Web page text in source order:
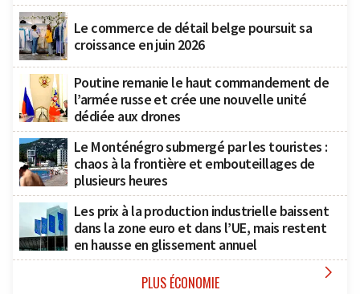
Le commerce de détail belge poursuit sa
croissance en juin 2026
Poutine remanie le haut commandement de
l’armée russe et crée une nouvelle unité
dédiée aux drones
Le Monténégro submergé par les touristes :
chaos à la frontière et embouteillages de
plusieurs heures
Les prix à la production industrielle baissent
dans la zone euro et dans l’UE, mais restent
en hausse en glissement annuel
PLUS ÉCONOMIE 